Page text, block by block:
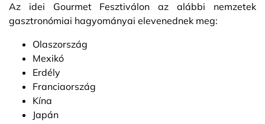
Az idei Gourmet Fesztiválon az alábbi nemzetek
gasztronómiai hagyományai elevenednek meg:
Olaszország
Mexikó
Erdély
Franciaország
Kína
Japán